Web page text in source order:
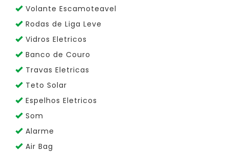
Volante Escamoteavel
Rodas de Liga Leve
Vidros Eletricos
Banco de Couro
Travas Eletricas
Teto Solar
Espelhos Eletricos
Som
Alarme
Air Bag